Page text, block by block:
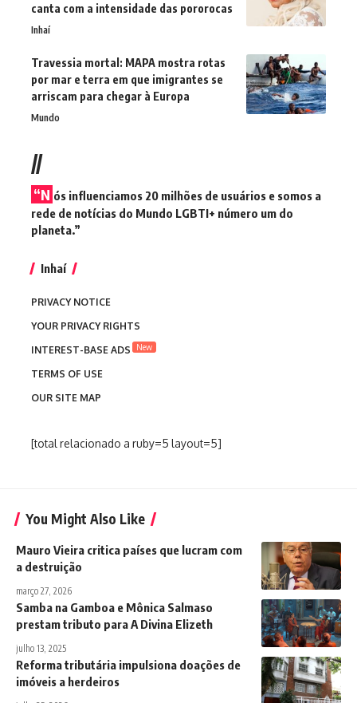
canta com a intensidade das pororocas
Inhaí
Travessia mortal: MAPA mostra rotas
por mar e terra em que imigrantes se
arriscam para chegar à Europa
Mundo
//
“N ós influenciamos 20 milhões de usuários e somos a
rede de notícias do Mundo LGBTI+ número um do
planeta.”
Inhaí
PRIVACY NOTICE
YOUR PRIVACY RIGHTS
INTEREST-BASE ADS
New
TERMS OF USE
OUR SITE MAP
[total relacionado a ruby=5 layout=5]
You Might Also Like
Mauro Vieira critica países que lucram com
a destruição
março 27, 2026
Samba na Gamboa e Mônica Salmaso
prestam tributo para A Divina Elizeth
julho 13, 2025
Reforma tributária impulsiona doações de
imóveis a herdeiros